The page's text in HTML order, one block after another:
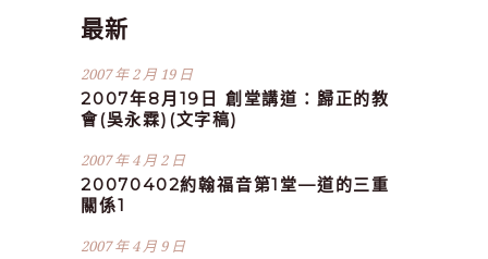
最新
2007 年 2 月 19 日
2007年8月19日 創堂講道：歸正的教
會(吳永霖)(文字稿)
2007 年 4 月 2 日
20070402約翰福音第1堂—道的三重
關係1
2007 年 4 月 9 日